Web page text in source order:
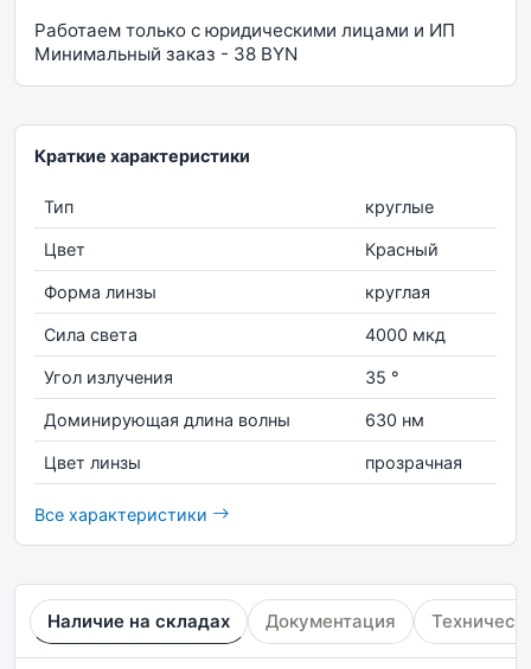
Работаем только с юридическими лицами и ИП
Минимальный заказ - 38 BYN
Краткие характеристики
Тип круглые
Цвет Красный
Форма линзы круглая
Сила света 4000 мкд
Угол излучения 35 °
Доминирующая длина волны 630 нм
Цвет линзы прозрачная
Все характеристики
Наличие на складах Документация